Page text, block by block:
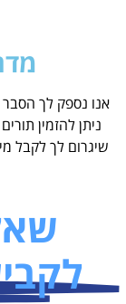
אנו נספק לך
ניתן להזמין
שיגרום לך לקבל